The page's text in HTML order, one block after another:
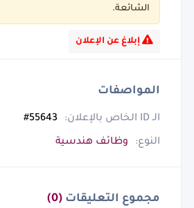
الشائعة.
إبلاغ عن الإعلان
المواصفات
الـ ID الخاص بالإعلان: 55643#
النوع: وظائف هندسية
مجموع التعليقات (0)